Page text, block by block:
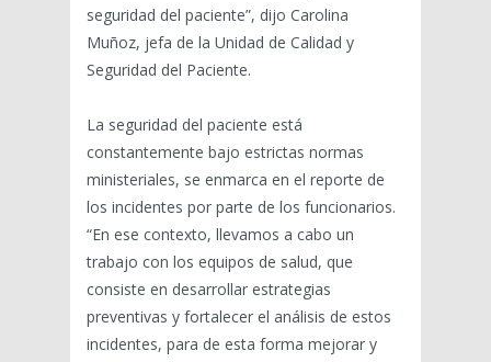
seguridad del paciente”, dijo Carolina
Muñoz, jefa de la Unidad de Calidad y
Seguridad del Paciente.
La seguridad del paciente está
constantemente bajo estrictas normas
ministeriales, se enmarca en el reporte de
los incidentes por parte de los funcionarios.
“En ese contexto, llevamos a cabo un
trabajo con los equipos de salud, que
consiste en desarrollar estrategias
preventivas y fortalecer el análisis de estos
incidentes, para de esta forma mejorar y